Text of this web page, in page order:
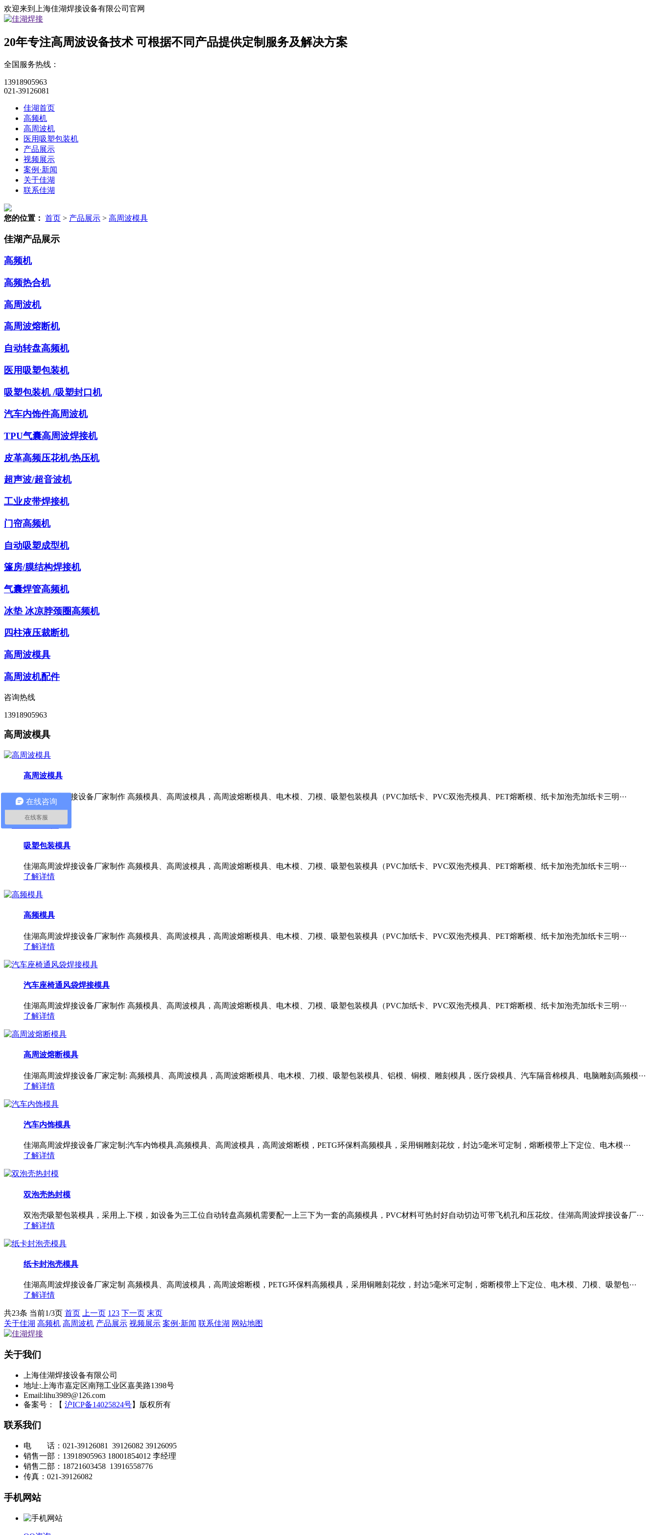
欢迎来到上海佳湖焊接设备有限公司官网
20年专注高周波设备技术可根据不同产品提供定制服务及解决方案
全国服务热线：
13918905963
021-39126081
佳湖首页
高频机
高周波机
医用吸塑包装机
产品展示
视频展示
案例·新闻
关于佳湖
联系佳湖
您的位置： 首页 > 产品展示 > 高周波模具
佳湖产品展示
高频机
高频热合机
高周波机
高周波熔断机
自动转盘高频机
医用吸塑包装机
吸塑包装机 /吸塑封口机
汽车内饰件高周波机
TPU气囊高周波焊接机
皮革高频压花机/热压机
超声波/超音波机
工业皮带焊接机
门帘高频机
自动吸塑成型机
篷房/膜结构焊接机
气囊焊管高频机
冰垫 冰凉脖颈圈高频机
四柱液压裁断机
高周波模具
高周波机配件
咨询热线
13918905963
高周波模具
高周波模具
佳湖高周波焊接设备厂家制作 高频模具、高周波模具，高周波熔断模具、电木模、刀模、吸塑包装模具（PVC加纸卡、PVC双泡壳模具、PET熔断模、纸卡加泡壳加纸卡三明···
了解详情
吸塑包装模具
佳湖高周波焊接设备厂家制作 高频模具、高周波模具，高周波熔断模具、电木模、刀模、吸塑包装模具（PVC加纸卡、PVC双泡壳模具、PET熔断模、纸卡加泡壳加纸卡三明···
了解详情
高频模具
佳湖高周波焊接设备厂家制作 高频模具、高周波模具，高周波熔断模具、电木模、刀模、吸塑包装模具（PVC加纸卡、PVC双泡壳模具、PET熔断模、纸卡加泡壳加纸卡三明···
了解详情
汽车座椅通风袋焊接模具
佳湖高周波焊接设备厂家制作 高频模具、高周波模具，高周波熔断模具、电木模、刀模、吸塑包装模具（PVC加纸卡、PVC双泡壳模具、PET熔断模、纸卡加泡壳加纸卡三明···
了解详情
高周波熔断模具
佳湖高周波焊接设备厂家定制: 高频模具、高周波模具，高周波熔断模具、电木模、刀模、吸塑包装模具、铝模、铜模、雕刻模具，医疗袋模具、汽车隔音棉模具、电脑雕刻高频模···
了解详情
汽车内饰模具
佳湖高周波焊接设备厂家定制:汽车内饰模具,高频模具、高周波模具，高周波熔断模，PETG环保料高频模具，采用铜雕刻花纹，封边5毫米可定制，熔断模带上下定位、电木模···
了解详情
双泡壳热封模
双泡壳吸塑包装模具，采用上.下模，如设备为三工位自动转盘高频机需要配一上三下为一套的高频模具，PVC材料可热封好自动切边可带飞机孔和压花纹。佳湖高周波焊接设备厂···
了解详情
纸卡封泡壳模具
佳湖高周波焊接设备厂家定制 高频模具、高周波模具，高周波熔断模，PETG环保料高频模具，采用铜雕刻花纹，封边5毫米可定制，熔断模带上下定位、电木模、刀模、吸塑包···
了解详情
共23条 当前1/3页 首页 上一页 1 23 下一页 末页
关于佳湖 高频机 高周波机 产品展示 视频展示 案例·新闻 联系佳湖 网站地图
关于我们
上海佳湖焊接设备有限公司
地址:上海市嘉定区南翔工业区嘉美路1398号
Email:lihu3989@126.com
备案号：【 沪ICP备14025824号】 版权所有
联系我们
电 话：021-39126081 39126082 39126095
销售一部：13918905963 18001854012 李经理
销售二部：18721603458 13916558776
传真：021-39126082
手机网站
在线咨询
在线客服